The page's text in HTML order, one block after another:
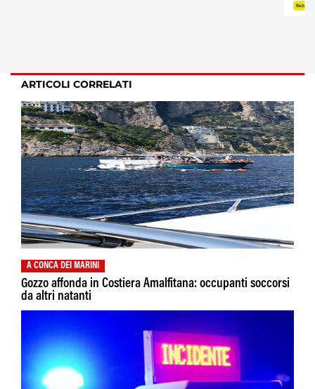
ARTICOLI CORRELATI
A CONCA DEI MARINI
Gozzo affonda in Costiera Amalfitana: occupanti soccorsi
da altri natanti